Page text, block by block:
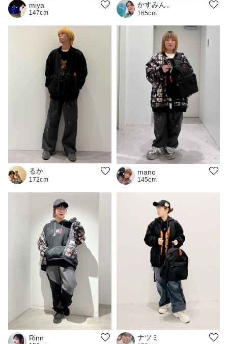
miya
147cm
かすみん。
165cm
るか
172cm
mano
145cm
Rinn ナツミ